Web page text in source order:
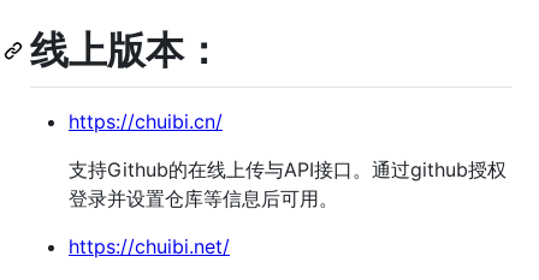
线上版本：
https://chuibi.cn/
支持Github的在线上传与API接口。通过github授权
登录并设置仓库等信息后可用。
https://chuibi.net/